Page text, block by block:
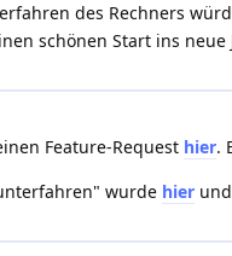
des Rechners
schönen Start ins neue
Feature-Request hier.
wurde hier und